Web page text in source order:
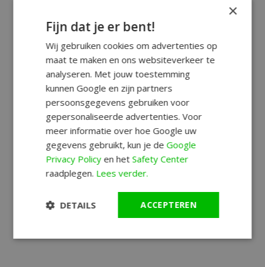
×
Fijn dat je er bent!
Wij gebruiken cookies om advertenties op
maat te maken en ons websiteverkeer te
analyseren. Met jouw toestemming
kunnen Google en zijn partners
persoonsgegevens gebruiken voor
gepersonaliseerde advertenties. Voor
meer informatie over hoe Google uw
gegevens gebruikt, kun je deGoogle
Privacy Policyen hetSafety Center
raadplegen. Lees verder.
ACCEPTEREN
DETAILS